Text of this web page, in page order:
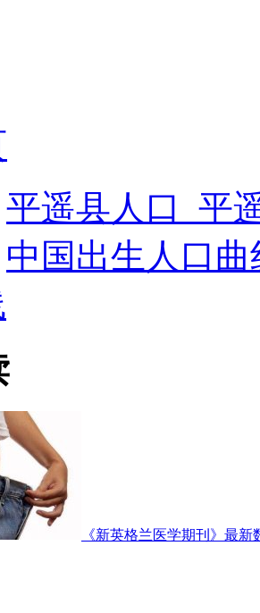
平遥县人口_平
中国出生人口
《新英格兰医学期刊》最